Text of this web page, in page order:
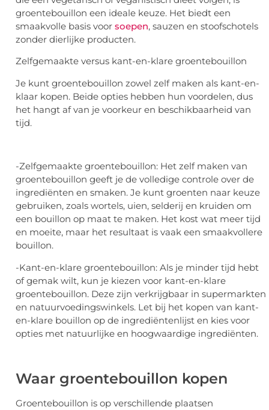
groentebouillon een ideale keuze. Het biedt een
smaakvolle basis voor soepen, sauzen en stoofschotels
zonder dierlijke producten.
Zelfgemaakte versus kant-en-klare groentebouillon
Je kunt groentebouillon zowel zelf maken als kant-en-
klaar kopen. Beide opties hebben hun voordelen, dus
het hangt af van je voorkeur en beschikbaarheid van
tijd.
-Zelfgemaakte groentebouillon: Het zelf maken van
groentebouillon geeft je de volledige controle over de
ingrediënten en smaken. Je kunt groenten naar keuze
gebruiken, zoals wortels, uien, selderij en kruiden om
een bouillon op maat te maken. Het kost wat meer tijd
en moeite, maar het resultaat is vaak een smaakvollere
bouillon.
-Kant-en-klare groentebouillon: Als je minder tijd hebt
of gemak wilt, kun je kiezen voor kant-en-klare
groentebouillon. Deze zijn verkrijgbaar in supermarkten
en natuurvoedingswinkels. Let bij het kopen van kant-
en-klare bouillon op de ingrediëntenlijst en kies voor
opties met natuurlijke en hoogwaardige ingrediënten.
Waar groentebouillon kopen
Groentebouillon is op verschillende plaatsen